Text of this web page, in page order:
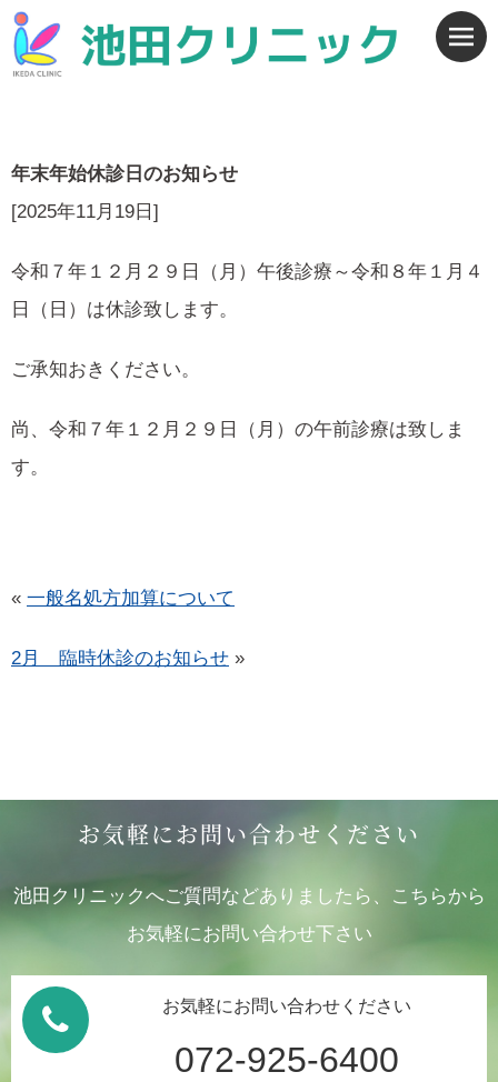
年末年始休診日のお知らせ
[2025年11月19日]
令和７年１２月２９日（月）午後診療～令和８年１月４
日（日）は休診致します。
ご承知おきください。
尚、令和７年１２月２９日（月）の午前診療は致しま
す。
« 一般名処方加算について
2月 臨時休診のお知らせ »
お気軽にお問い合わせください
池田クリニックへご質問などありましたら、こちらから
お気軽にお問い合わせ下さい
お気軽にお問い合わせください
072-925-6400